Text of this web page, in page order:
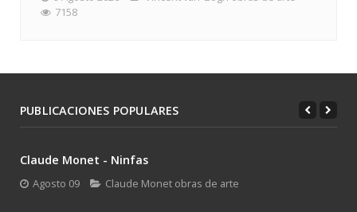
7158
PUBLICACIONES POPULARES
Claude Monet - Ninfas
Agosto 09 Claude Monet obras de arte